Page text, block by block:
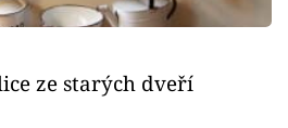
ze starých dveří